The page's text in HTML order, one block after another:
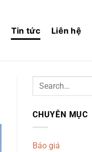
Tin tức Liên hệ
CHUYÊN MỤC
Báo giá